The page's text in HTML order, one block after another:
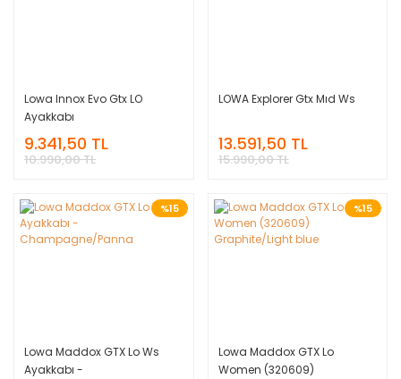
Lowa Innox Evo Gtx LO
Ayakkabı
9.341,50 TL
10.990,00 TL
LOWA Explorer Gtx Mıd Ws
13.591,50 TL
15.990,00 TL
%15
Lowa Maddox GTX Lo Ws
Ayakkabı -
%15
Lowa Maddox GTX Lo
Women (320609)